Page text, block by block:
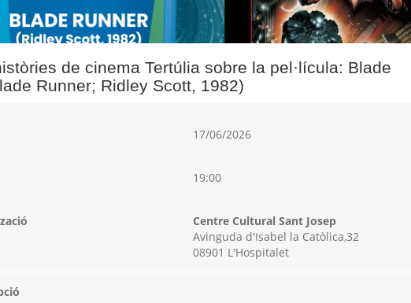
de cinema Tertúlia sobre la pel·lícula: Blade
Runner; Ridley Scott, 1982)
17/06/2026
19:00
Centre Cultural Sant Josep
Avinguda d'Isabel la Catòlica,32
08901 L'Hospitalet